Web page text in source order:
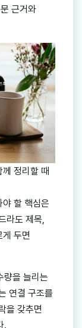
근거와
정리할 때
할 핵심은
라도 제목,
두면
량을 늘리는
연결 구조를
을 갖추면
.